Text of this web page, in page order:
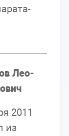
Лео­
2011
из